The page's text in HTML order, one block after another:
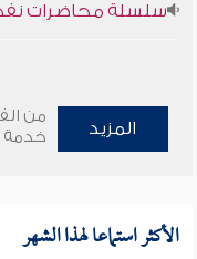
سلسلة محاضرات نفحات
المزيد
من
خدمة
الأكثر استماعا لهذا الشهر